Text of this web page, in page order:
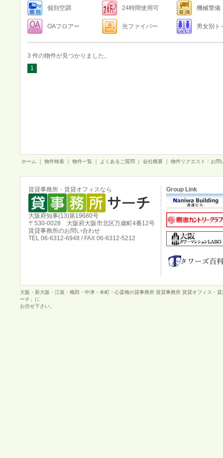
個別空調 24時間使用可 機械警備
OAフロアー 光ファイバー 男女別ト
3 件の物件が見つかりました。
1
ホーム 物件検索 物件一覧 よくあるご質問 会社概要 物件リクエスト・お問
賃貸事務所・賃貸オフィスなら
大阪府知事(13)第19680号
〒530-0028 大阪府大阪市北区万歳町4番12号
賃貸事務所のお問い合わせ
TEL 06-6312-6948 / FAX 06-6312-5212
Group Link
大阪・新大阪・江坂・梅田・中津・本町・心斎橋の貸事務所 賃貸事務所 賃貸オフィス・
ーチ」に
お任せ下さい。